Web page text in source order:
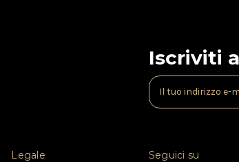
Iscriviti
I
n
i
Legale Seguici su